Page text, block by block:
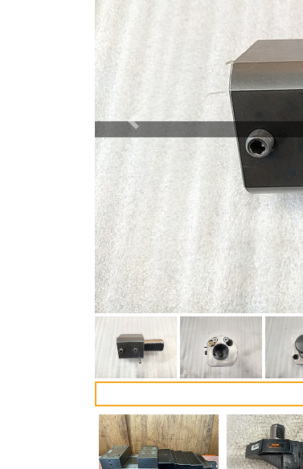
Previous